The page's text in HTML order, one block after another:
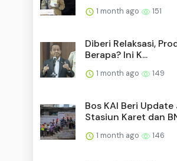
1 month ago 151
Diberi Relaksasi,
Berapa? Ini K...
1 month ago 149
Bos KAI Beri
Stasiun Karet dan
1 month ago 146